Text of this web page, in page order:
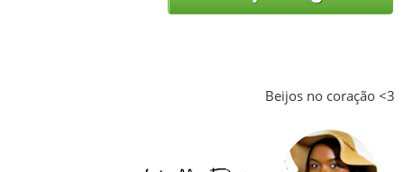
Beijos no coração <3